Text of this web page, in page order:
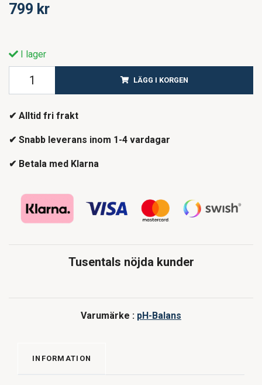
799 kr
I lager
LÄGG I KORGEN
✔ Alltid fri frakt
✔ Snabb leverans inom 1-4 vardagar
✔ Betala med Klarna
Tusentals nöjda kunder
Varumärke : pH-Balans
INFORMATION